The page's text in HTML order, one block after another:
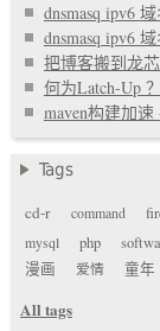
dnsmasq ipv6
dnsmasq ipv6
把博客搬到龙
何为Latch-Up
maven构建加速
Tags
cd-r
command
mysql
php
漫画
爱情 童年
All tags